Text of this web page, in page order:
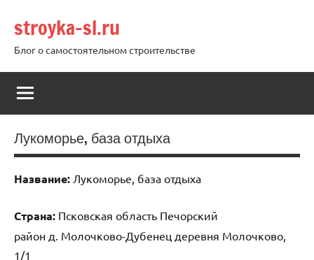
содержимому
stroyka-sl.ru
Блог о самостоятельном строительстве
Лукоморье, база отдыха
Название: Лукоморье, база отдыха
Страна: Псковская область Печорский
район д. Молочково-Дубенец деревня Молочково,
1/1